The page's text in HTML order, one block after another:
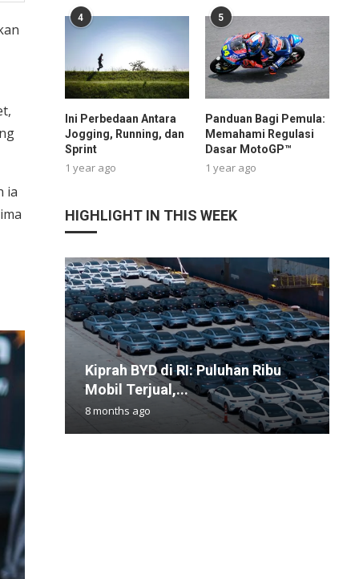
ia
4
Ini Perbedaan Antara
Jogging, Running, dan
Sprint
1 year ago
5
Panduan Bagi Pemula:
Memahami Regulasi
Dasar MotoGP™
1 year ago
HIGHLIGHT IN THIS WEEK
Kiprah BYD di RI: Puluhan Ribu
Mobil Terjual,...
8 months ago